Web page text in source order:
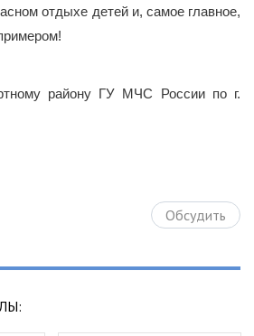
отдыхе детей и, самое главное,
району ГУ МЧС России по г.
Обсудить